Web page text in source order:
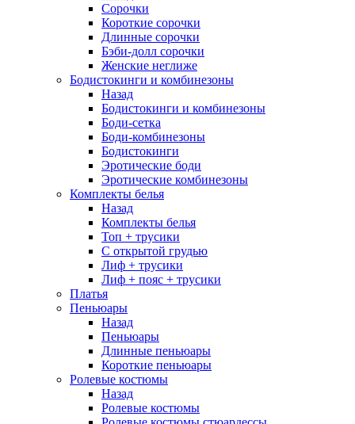
Сорочки
Короткие сорочки
Длинные сорочки
Бэби-долл сорочки
Женские неглиже
Бодистокинги и комбинезоны
Назад
Бодистокинги и комбинезоны
Боди-сетка
Боди-комбинезоны
Бодистокинги
Эротические боди
Эротические комбинезоны
Комплекты белья
Назад
Комплекты белья
Топ + трусики
С открытой грудью
Лиф + трусики
Лиф + пояс + трусики
Платья
Пеньюары
Назад
Пеньюары
Длинные пеньюары
Короткие пеньюары
Ролевые костюмы
Назад
Ролевые костюмы